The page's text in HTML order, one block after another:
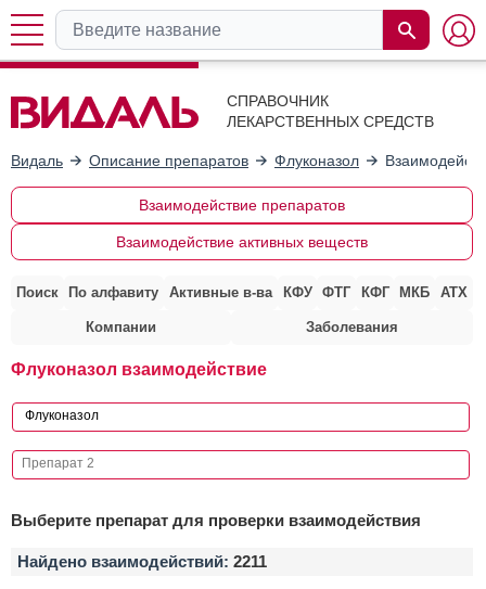
СПРАВОЧНИК
ЛЕКАРСТВЕННЫХ СРЕДСТВ
Видаль Описание препаратов Флуконазол
Взаимодействие препаратов
Взаимодействие активных веществ
Поиск По алфавиту Активные в-ва КФУ ФТГ КФГ МКБ АТХ
Компании Заболевания
Флуконазол взаимодействие
Выберите препарат для проверки взаимодействия
Найдено взаимодействий: 2211